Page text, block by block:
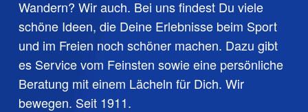
Wandern? Wir auch. Bei uns findest Du viele
schöne Ideen, die Deine Erlebnisse beim Sport
und im Freien noch schöner machen. Dazu gibt
es Service vom Feinsten sowie eine persönliche
Beratung mit einem Lächeln für Dich. Wir
bewegen. Seit 1911.